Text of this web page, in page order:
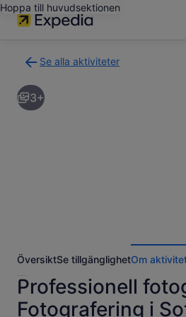
Hoppa till huvudsektionen
Se alla aktiviteter
tillbaka
till
resultatsidan
3+
ÖversiktSe tillgänglighetOm
Professionell
Fotografering i